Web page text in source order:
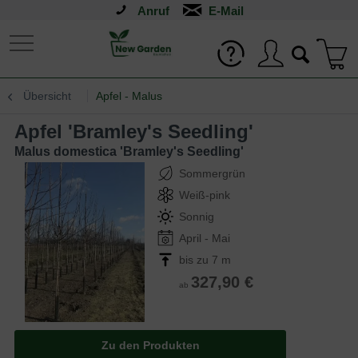
Anruf
Übersicht Apfel - Malus
Apfel 'Bramley's Seedling'
Malus domestica 'Bramley's Seedling'
Sommergrün
Weiß-pink
Sonnig
April - Mai
bis zu 7 m
ab 327,90 €
Zu den Produkten